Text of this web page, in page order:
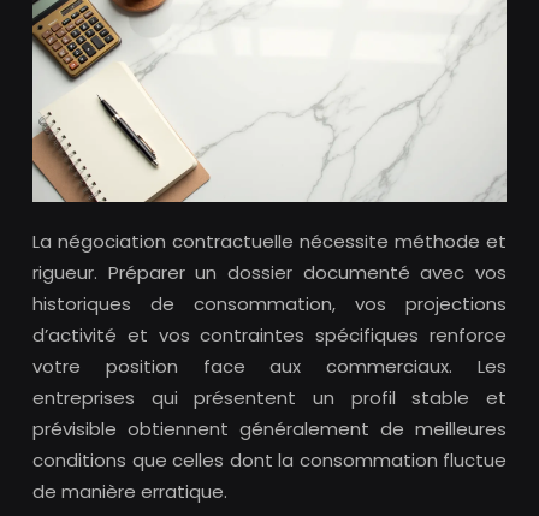
La négociation contractuelle nécessite méthode et
rigueur. Préparer un dossier documenté avec vos
historiques de consommation, vos projections
d’activité et vos contraintes spécifiques renforce
votre position face aux commerciaux. Les
entreprises qui présentent un profil stable et
prévisible obtiennent généralement de meilleures
conditions que celles dont la consommation fluctue
de manière erratique.